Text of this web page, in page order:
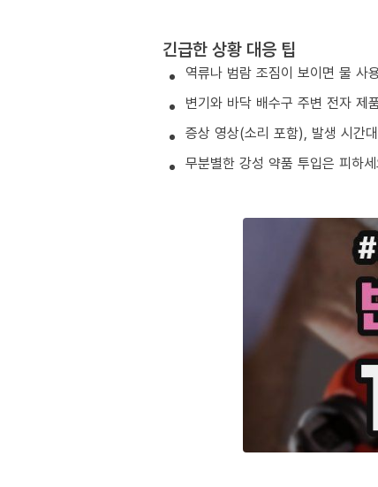
긴급한 상황 대응 팁
역류나 범람 조짐이 보이면 물 사
변기와 바닥 배수구 주변 전자 제
증상 영상(소리 포함), 발생 시간
무분별한 강성 약품 투입은 피하